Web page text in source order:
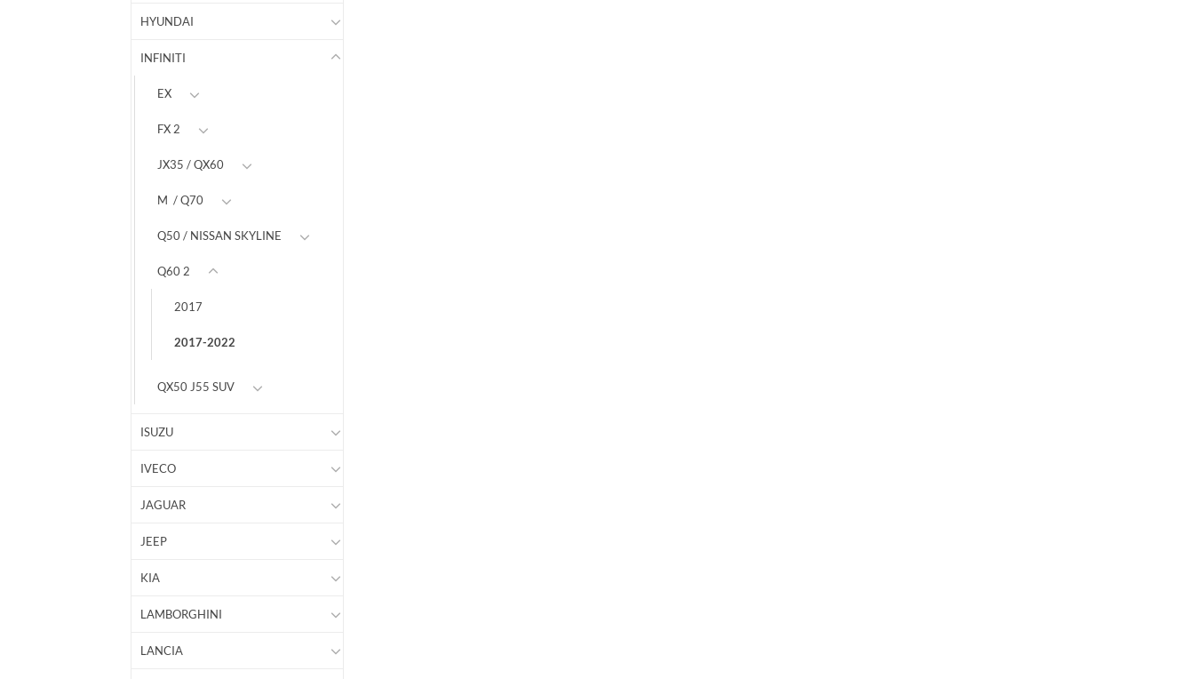
HYUNDAI
INFINITI
EX
FX 2
JX35 / QX60
M / Q70
Q50 / NISSAN SKYLINE
Q60 2
2017
2017-2022
QX50 J55 SUV
ISUZU
IVECO
JAGUAR
JEEP
KIA
LAMBORGHINI
LANCIA